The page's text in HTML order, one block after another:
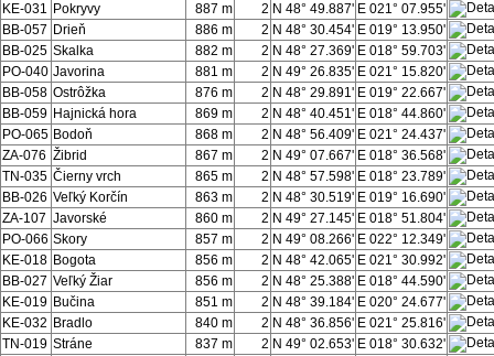
KE-031 Pokryvy 887 m 2 N 48° 49.887' E 021° 07.955'
BB-057 Drieň 886 m 2 N 48° 30.454' E 019° 13.950'
BB-025 Skalka 882 m 2 N 48° 27.369' E 018° 59.703'
PO-040 Javorina 881 m 2 N 49° 26.835' E 021° 15.820'
BB-058 Ostrôžka 876 m 2 N 48° 29.891' E 019° 22.667'
BB-059 Hajnická hora 869 m 2 N 48° 40.451' E 018° 44.860'
PO-065 Bodoň 868 m 2 N 48° 56.409' E 021° 24.437'
ZA-076 Žibrid 867 m 2 N 49° 07.667' E 018° 36.568'
TN-035 Čierny vrch 865 m 2 N 48° 57.598' E 018° 23.789'
BB-026 Veľký Korčín 863 m 2 N 48° 30.519' E 019° 16.690'
ZA-107 Javorské 860 m 2 N 49° 27.145' E 018° 51.804'
PO-066 Skory 857 m 2 N 49° 08.266' E 022° 12.349'
KE-018 Bogota 856 m 2 N 48° 42.065' E 021° 30.992'
BB-027 Veľký Žiar 856 m 2 N 48° 25.388' E 018° 44.590'
KE-019 Bučina 851 m 2 N 48° 39.184' E 020° 24.677'
KE-032 Bradlo 840 m 2 N 48° 36.856' E 021° 25.816'
TN-019 Stráne 837 m 2 N 49° 02.653' E 018° 30.632'